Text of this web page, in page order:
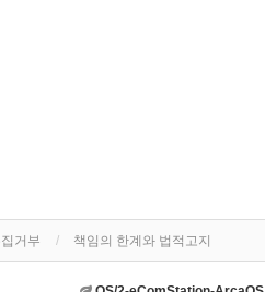
거부 책임의 한계와 법적고지